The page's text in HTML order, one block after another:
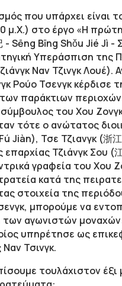
που υπάρχει είναι
μ.Χ.) στο έργο «Η
Sēng Bīng Shǒu Jié Jì -
Υπεράσπιση της
Ναν Τζινγκ Λουέ).
Ρούο Τσενγκ κέρδισε
παράκτιων περιοχών
του Χου
τότε ο ανώτατος
Jiàn), Τσε Τζιανγκ (浙
επαρχίας Τζιάνγκ Σου
γραφεία του Χου
κατά της
στοιχεία της
μπορούμε να
των αγωνιστών
υπηρέτησε ως
Τσινγκ.
τουλάχιστον έξι